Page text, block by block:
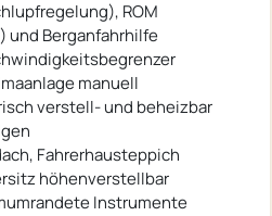
ROM
und Berganfahrhilfe
manuell
verstell- und beheizbar
Fahrerhausteppich
höhenverstellbar
Instrumente